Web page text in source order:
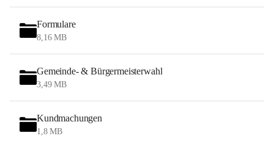
Formulare
8,16 MB
Gemeinde- & Bürgermeisterwahl
3,49 MB
Kundmachungen
1,8 MB